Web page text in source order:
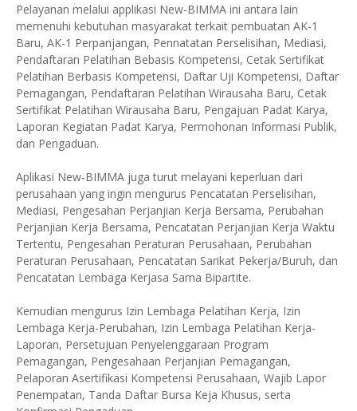
Pelayanan melalui applikasi New-BIMMA ini antara lain
memenuhi kebutuhan masyarakat terkait pembuatan AK-1
Baru, AK-1 Perpanjangan, Pennatatan Perselisihan, Mediasi,
Pendaftaran Pelatihan Bebasis Kompetensi, Cetak Sertifikat
Pelatihan Berbasis Kompetensi, Daftar Uji Kompetensi, Daftar
Pemagangan, Pendaftaran Pelatihan Wirausaha Baru, Cetak
Sertifikat Pelatihan Wirausaha Baru, Pengajuan Padat Karya,
Laporan Kegiatan Padat Karya, Permohonan Informasi Publik,
dan Pengaduan.
Aplikasi New-BIMMA juga turut melayani keperluan dari
perusahaan yang ingin mengurus Pencatatan Perselisihan,
Mediasi, Pengesahan Perjanjian Kerja Bersama, Perubahan
Perjanjian Kerja Bersama, Pencatatan Perjanjian Kerja Waktu
Tertentu, Pengesahan Peraturan Perusahaan, Perubahan
Peraturan Perusahaan, Pencatatan Sarikat Pekerja/Buruh, dan
Pencatatan Lembaga Kerjasa Sama Bipartite.
Kemudian mengurus Izin Lembaga Pelatihan Kerja, Izin
Lembaga Kerja-Perubahan, Izin Lembaga Pelatihan Kerja-
Laporan, Persetujuan Penyelenggaraan Program
Pemagangan, Pengesahaan Perjanjian Pemagangan,
Pelaporan Asertifikasi Kompetensi Perusahaan, Wajib Lapor
Penempatan, Tanda Daftar Bursa Keja Khusus, serta